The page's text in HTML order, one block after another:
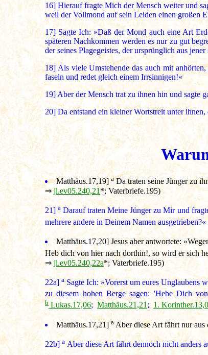
16] Hierauf fragte Mich der Mensch weiter und
weil der Vollmond auf sein Leiden einen großen
17] Sagte Ich: »Daß der Mond auch eine Art
späteren Nachkommen werden es nur zu gut
der seines Plagegeistes, der ursprünglich aus
18]Als viele Umstehende das auch mit
faseln und redet gleich einem Irrsinnigen!«
19] Aber der Mensch trat zu ihnen hin und sagte
20] Da entstand ein kleiner Wortstreit unter
Matthäus.17,19]aDa traten seine Jünger zu
⇒jl.ev05.240,21 *; Vaterbriefe.195)
21] a Darauf traten Meine Jünger zu Mir und
mehrere andere in Deinem Namen ausgetrieben?«
Matthäus.17,20] Jesus aber antwortete:
Heb dich von hier nach dorthin!, so wird er sich
⇒ jl.ev05.240,22a*; Vaterbriefe.195)
22a] a Sagte Ich: »Vorerst um eures Unglaubens
zu diesem hohen Berge sagen: 'Hebe Dich
b Lukas.17,06; Matthäus.21,21; 1.
Matthäus.17,21] a Aber diese Art fährt nur
22b] a Aber diese Art fährt dennoch nicht anders